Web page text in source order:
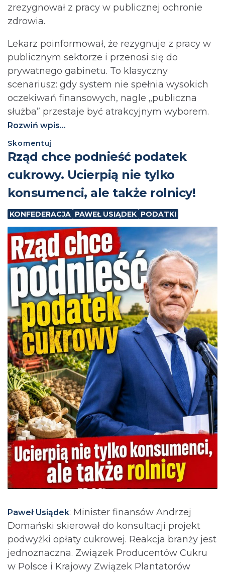
zrezygnował z pracy w publicznej ochronie
zdrowia.
Lekarz poinformował, że rezygnuje z pracy w
publicznym sektorze i przenosi się do
prywatnego gabinetu. To klasyczny
scenariusz: gdy system nie spełnia wysokich
oczekiwań finansowych, nagle „publiczna
służba” przestaje być atrakcyjnym wyborem.
Rozwiń wpis...
Skomentuj
⁨Rząd chce podnieść podatek
cukrowy. Ucierpią nie tylko
konsumenci, ale także rolnicy!
KONFEDERACJA PAWEŁ USIĄDEK PODATKI
Paweł Usiądek: Minister finansów Andrzej
Domański skierował do konsultacji projekt
podwyżki opłaty cukrowej. Reakcja branży jest
jednoznaczna. Związek Producentów Cukru
w Polsce i Krajowy Związek Plantatorów